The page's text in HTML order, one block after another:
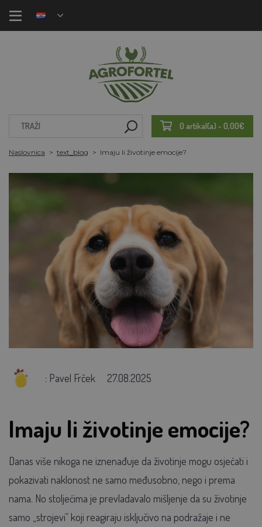
0 artikal(a) - 0,00€
Naslovnica text_blog Imaju li životinje emocije?
: Pavel Frček 27.08.2025
Imaju li životinje emocije?
Danas više nikoga ne iznenađuje da životinje mogu osjećati i
pokazivati naklonost ne samo međusobno, nego i prema
nama. No stoljećima je prevladavalo mišljenje da su životinje
samo „strojevi“ koji reagiraju isključivo na podražaje i ne